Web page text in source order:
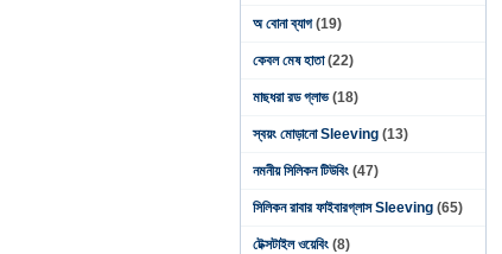
অ বোনা ব্যাগ (19)
কেবল মেষ হাতা (22)
মাছধরা রড গ্লাভ (18)
স্বয়ং মোড়ানো Sleeving (13)
নমনীয় সিলিকন টিউবিং (47)
সিলিকন রাবার ফাইবারগ্লাস Sleeving (65)
টেক্সটাইল ওয়েবিং (8)